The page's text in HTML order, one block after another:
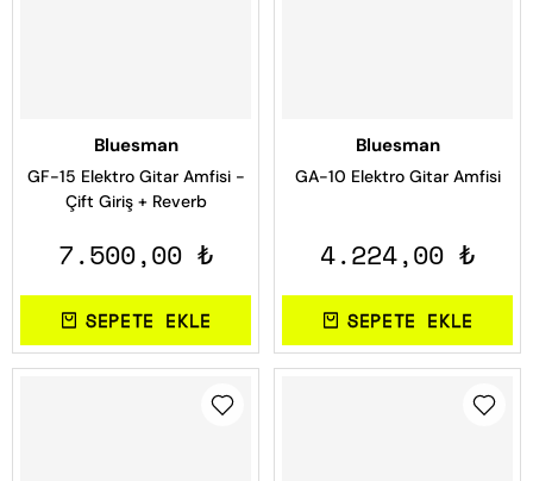
Bluesman
GF-15 Elektro Gitar Amfisi -
Çift Giriş + Reverb
7.500,00 ₺
SEPETE EKLE
Bluesman
GA-10 Elektro Gitar Amfisi
4.224,00 ₺
SEPETE EKLE